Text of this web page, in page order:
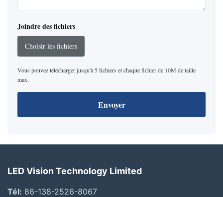
Joindre des fichiers
Choisir les fichiers
Vous pouvez télécharger jusqu'à 5 fichiers et chaque fichier de 10M de taille
max.
Envoyer
LED Vision Technology Limited
Tél: 86-138-2526-8067